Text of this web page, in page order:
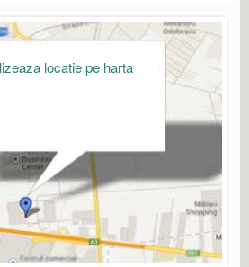
locatie pe harta